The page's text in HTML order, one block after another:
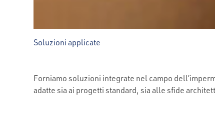
Soluzioni applicate
Forniamo soluzioni integrate nel campo
adatte sia ai progetti standard, sia alle sfide